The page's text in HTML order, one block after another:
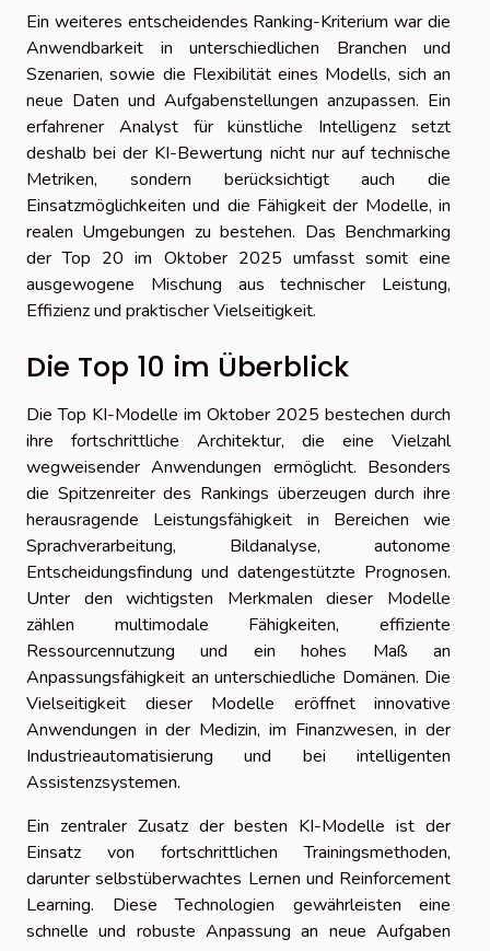
Ein weiteres entscheidendes Ranking-Kriterium war die
Anwendbarkeit in unterschiedlichen Branchen und
Szenarien, sowie die Flexibilität eines Modells, sich an
neue Daten und Aufgabenstellungen anzupassen. Ein
erfahrener Analyst für künstliche Intelligenz setzt
deshalb bei der KI-Bewertung nicht nur auf technische
Metriken, sondern berücksichtigt auch die
Einsatzmöglichkeiten und die Fähigkeit der Modelle, in
realen Umgebungen zu bestehen. Das Benchmarking
der Top 20 im Oktober 2025 umfasst somit eine
ausgewogene Mischung aus technischer Leistung,
Effizienz und praktischer Vielseitigkeit.
Die Top 10 im Überblick
Die Top KI-Modelle im Oktober 2025 bestechen durch
ihre fortschrittliche Architektur, die eine Vielzahl
wegweisender Anwendungen ermöglicht. Besonders
die Spitzenreiter des Rankings überzeugen durch ihre
herausragende Leistungsfähigkeit in Bereichen wie
Sprachverarbeitung, Bildanalyse, autonome
Entscheidungsfindung und datengestützte Prognosen.
Unter den wichtigsten Merkmalen dieser Modelle
zählen multimodale Fähigkeiten, effiziente
Ressourcennutzung und ein hohes Maß an
Anpassungsfähigkeit an unterschiedliche Domänen. Die
Vielseitigkeit dieser Modelle eröffnet innovative
Anwendungen in der Medizin, im Finanzwesen, in der
Industrieautomatisierung und bei intelligenten
Assistenzsystemen.
Ein zentraler Zusatz der besten KI-Modelle ist der
Einsatz von fortschrittlichen Trainingsmethoden,
darunter selbstüberwachtes Lernen und Reinforcement
Learning. Diese Technologien gewährleisten eine
schnelle und robuste Anpassung an neue Aufgaben